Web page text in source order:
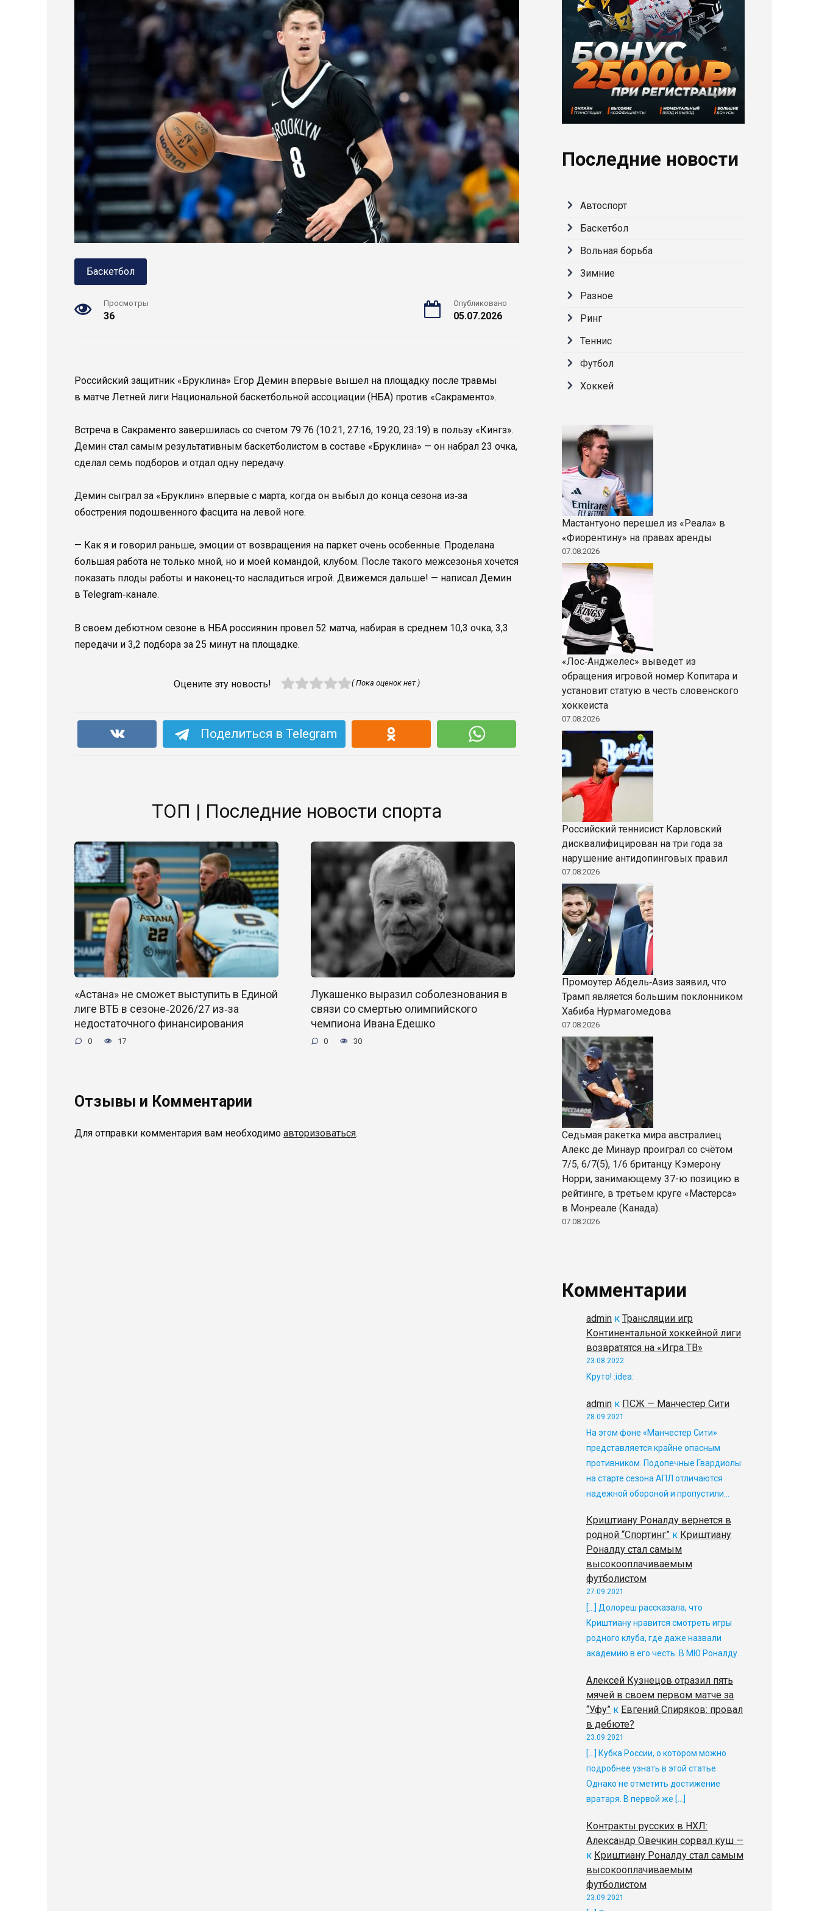
Баскетбол
Просмотры
36
Опубликовано
05.07.2026
Российский защитник «Бруклина» Егор Демин впервые вышел на площадку после травмы
в матче Летней лиги Национальной баскетбольной ассоциации (НБА) против «Сакраменто».
Встреча в Сакраменто завершилась со счетом 79:76 (10:21, 27:16, 19:20, 23:19) в пользу «Кингз».
Демин стал самым результативным баскетболистом в составе «Бруклина» — он набрал 23 очка,
сделал семь подборов и отдал одну передачу.
Демин сыграл за «Бруклин» впервые с марта, когда он выбыл до конца сезона из‑за
обострения подошвенного фасцита на левой ноге.
— Как я и говорил раньше, эмоции от возвращения на паркет очень особенные. Проделана
большая работа не только мной, но и моей командой, клубом. После такого межсезонья хочется
показать плоды работы и наконец‑то насладиться игрой. Движемся дальше! — написал Демин
в Telegram‑канале.
В своем дебютном сезоне в НБА россиянин провел 52 матча, набирая в среднем 10,3 очка, 3,3
передачи и 3,2 подбора за 25 минут на площадке.
Оцените эту новость! ( Пока оценок нет )
Поделиться в Telegram
ТОП | Последние новости спорта
«Астана» не сможет выступить в Единой
лиге ВТБ в сезоне‑2026/27 из‑за
недостаточного финансирования
0 17
Лукашенко выразил соболезнования в
связи со смертью олимпийского
чемпиона Ивана Едешко
0 30
Отзывы и Комментарии
Для отправки комментария вам необходимо авторизоваться.
Последние новости
Автоспорт
Баскетбол
Вольная борьба
Зимние
Разное
Ринг
Теннис
Футбол
Хоккей
Мастантуоно перешел из «Реала» в
«Фиорентину» на правах аренды
07.08.2026
«Лос‑Анджелес» выведет из
обращения игровой номер Копитара и
установит статую в честь словенского
хоккеиста
07.08.2026
Российский теннисист Карловский
дисквалифицирован на три года за
нарушение антидопинговых правил
07.08.2026
Промоутер Абдель‑Азиз заявил, что
Трамп является большим поклонником
Хабиба Нурмагомедова
07.08.2026
Седьмая ракетка мира австралиец
Алекс де Минаур проиграл со счётом
7/5, 6/7(5), 1/6 британцу Кэмерону
Норри, занимающему 37-ю позицию в
рейтинге, в третьем круге «Мастерса»
в Монреале (Канада).
07.08.2026
Комментарии
admin к Трансляции игр
Континентальной хоккейной лиги
возвратятся на «Игра ТВ»
23.08.2022
Круто! :idea:
admin к ПСЖ — Манчестер Сити
28.09.2021
На этом фоне «Манчестер Сити»
представляется крайне опасным
противником. Подопечные Гвардиолы
на старте сезона АПЛ отличаются
надежной обороной и пропустили…
Криштиану Роналду вернется в
родной “Спортинг” к Криштиану
Роналду стал самым
высокооплачиваемым
футболистом
27.09.2021
[…] Долореш рассказала, что
Криштиану нравится смотреть игры
родного клуба, где даже назвали
академию в его честь. В МЮ Роналду…
Алексей Кузнецов отразил пять
мячей в своем первом матче за
“Уфу” к Евгений Спиряков: провал
в дебюте?
23.09.2021
[…] Кубка России, о котором можно
подробнее узнать в этой статье.
Однако не отметить достижение
вратаря. В первой же […]
Контракты русских в НХЛ:
Александр Овечкин сорвал куш —
к Криштиану Роналду стал самым
высокооплачиваемым
футболистом
23.09.2021